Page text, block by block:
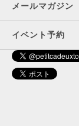
メールマガジン
イベント予約